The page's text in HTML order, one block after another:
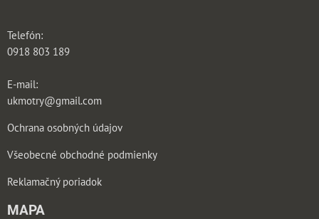
Telefón:
0918 803 189
E-mail:
ukmotry@gmail.com
Ochrana osobných údajov
Všeobecné obchodné podmienky
Reklamačný poriadok
MAPA